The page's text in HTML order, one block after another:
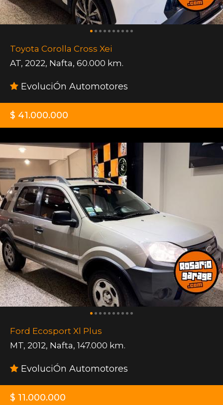
Toyota Corolla Cross Xei
AT, 2022, Nafta, 60.000 km.
EvoluciÓn Automotores
$ 41.000.000
Ford Ecosport Xl Plus
MT, 2012, Nafta, 147.000 km.
EvoluciÓn Automotores
$ 11.000.000